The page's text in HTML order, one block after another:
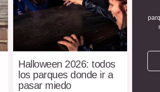
Halloween 2026: todos
los parques donde ir a
pasar miedo